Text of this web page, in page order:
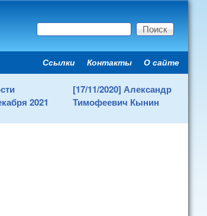
Форма поиска
Поиск
Secondary menu
Ссылки Контакты О сайте
2021
[17/11/2020] Александр
Тимофеевич Кынин